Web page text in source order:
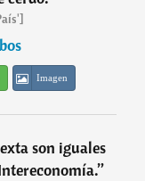
Imagen
son iguales
”